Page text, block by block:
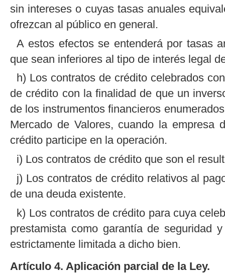
sin intereses o cuyas tasas anuales
ofrezcan al público en general.
A estos efectos se entenderá por tasas
que sean inferiores al tipo de interés legal
h) Los contratos de crédito celebrados
de crédito con la finalidad de que un
de los instrumentos financieros
Mercado de Valores, cuando la
crédito participe en la operación.
i) Los contratos de crédito que son el
j) Los contratos de crédito relativos al
de una deuda existente.
k) Los contratos de crédito para cuya
prestamista como garantía de seguridad
estrictamente limitada a dicho bien.
Artículo 4. Aplicación parcial de la Ley.